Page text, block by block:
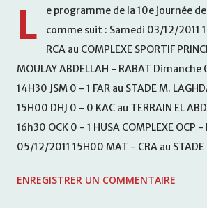
L
e programme de la 10e journée
comme suit : Samedi 03/12/2011
RCA au COMPLEXE SPORTIF
MOULAY ABDELLAH - RABAT Dimanche
14H30 JSM 0 - 1 FAR au STADE M.
15H00 DHJ 0 - 0 KAC au TERRAIN EL
16h30 OCK 0 - 1 HUSA COMPLEXE OCP
05/12/2011 15H00 MAT - CRA au STADE
KHEMISET Mardi 06/12/2011 15H00 WAF
ENREGISTRER UN COMMENTAIRE